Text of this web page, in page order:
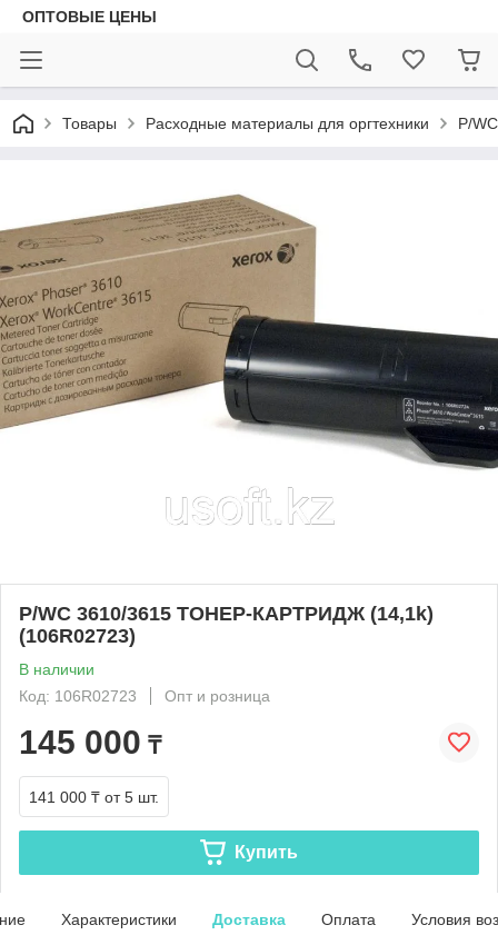
ОПТОВЫЕ ЦЕНЫ
Товары Расходные материалы для оргтехники P/
P/WC 3610/3615 ТОНЕР-КАРТРИДЖ (14,1k)
(106R02723)
В наличии
Код: 106R02723
Опт и розница
145 000 ₸
141 000 ₸ от 5 шт.
Купить
Характеристики Доставка Оплата Условия